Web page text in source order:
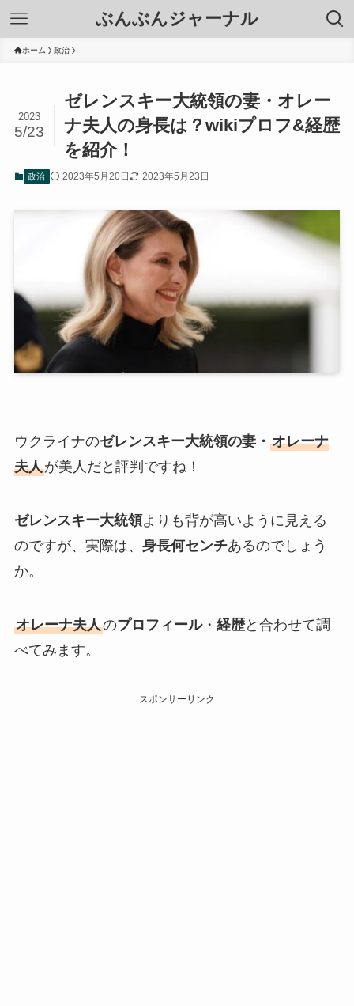
ぶんぶんジャーナル
ホーム 政治
ゼレンスキー大統領の妻・オレー
ナ夫人の身長は？wikiプロフ&経歴
を紹介！
2023
5/23
政治 2023年5月20日 2023年5月23日
ウクライナのゼレンスキー大統領の妻・ オレーナ
夫人が美人だと評判ですね！
ゼレンスキー大統領よりも背が高いように見える
のですが、実際は、 身長何センチあるのでしょう
か。
オレーナ夫人のプロフィール・ 経歴と合わせて調
べてみます。
スポンサーリンク